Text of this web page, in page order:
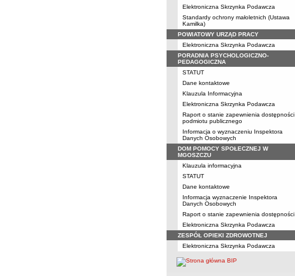
Elektroniczna Skrzynka Podawcza
Standardy ochrony małoletnich (Ustawa
Kamilka)
POWIATOWY URZĄD PRACY
Elektroniczna Skrzynka Podawcza
PORADNIA PSYCHOLOGICZNO-
PEDAGOGICZNA
STATUT
Dane kontaktowe
Klauzula Informacyjna
Elektroniczna Skrzynka Podawcza
Raport o stanie zapewnienia dostępności
podmiotu publicznego
Informacja o wyznaczeniu Inspektora
Danych Osobowych
DOM POMOCY SPOŁECZNEJ W
MGOSZCZU
Klauzula informacyjna
STATUT
Dane kontaktowe
Informacja wyznaczenie Inspektora
Danych Osobowych
Raport o stanie zapewnienia dostępności
Elektroniczna Skrzynka Podawcza
ZESPÓŁ OPIEKI ZDROWOTNEJ
Elektroniczna Skrzynka Podawcza